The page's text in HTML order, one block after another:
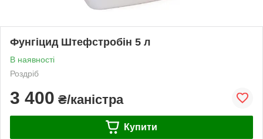
Фунгіцид Штефстробін 5 л
В наявності
Роздріб
3 400 ₴/каністра
Купити